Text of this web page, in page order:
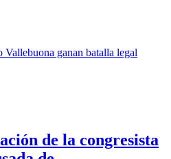
de la congresista